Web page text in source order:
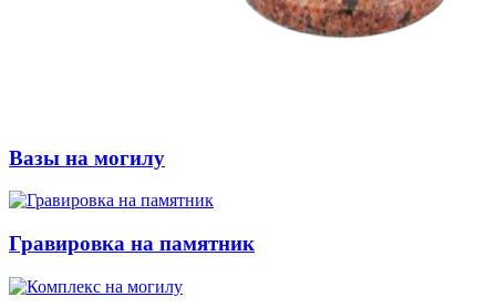
Вазы на могилу
Гравировка на памятник